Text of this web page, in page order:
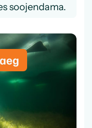
soojendama.